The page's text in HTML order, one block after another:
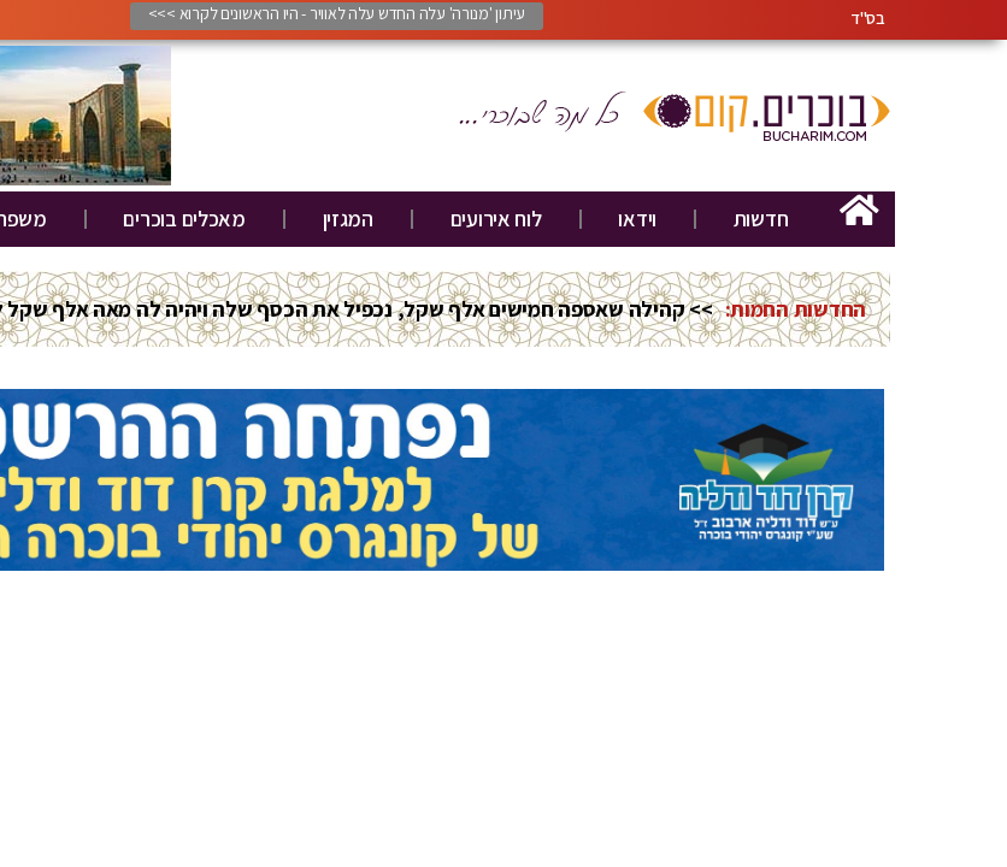
בס"ד עיתון 'מנורה' עלה החדש עלה לאוויר - היו הראשונים לקרוא >>>
חדשות וידאו לוח אירועים המגזין מאכלים בוכרים
החדשות החמות: >> קהילה שאספה חמישים אלף שקל, נכפיל את הכסף שלה ויהיה לה מאה אלף שקל